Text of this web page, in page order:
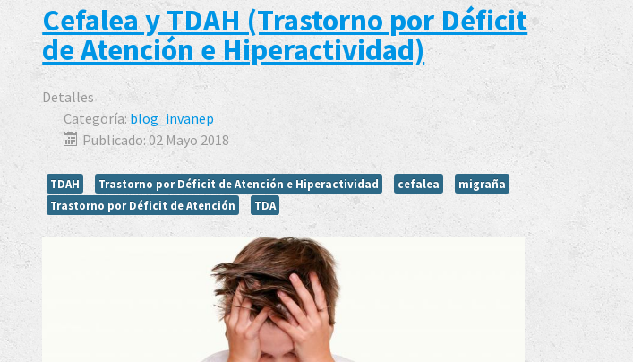
Cefalea y TDAH (Trastorno por Déficit
de Atención e Hiperactividad)
Detalles
Categoría:blog_invanep
Publicado: 02 Mayo 2018
TDAH Trastorno por Déficit de Atención e Hiperactividad cefalea
migraña
Trastorno por Déficit de Atención
TDA